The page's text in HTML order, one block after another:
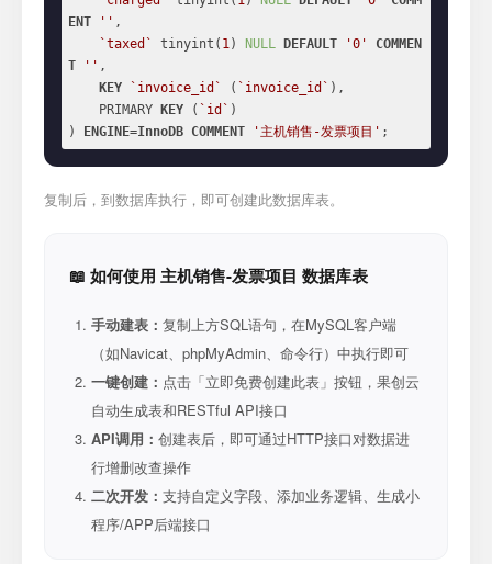
ENT
'' ,
`taxed`
tinyint( 1) NULL DEFAULT '0'
COMMEN
T
'' ,
KEY
`invoice_id` ( `invoice_id` ),
    PRIMARY
KEY ( `id` )
)
ENGINE=InnoDB COMMENT '主机销售-发票项目' ;
复制后，到数据库执行，即可创建此数据库表。
📖 如何使用 主机销售-发票项目 数据库表
手动建表： 复制上方SQL语句，在MySQL客户端
（如Navicat、phpMyAdmin、命令行）中执行即可
一键创建： 点击「立即免费创建此表」按钮，果创云
自动生成表和RESTful API接口
API调用： 创建表后，即可通过HTTP接口对数据进
行增删改查操作
二次开发： 支持自定义字段、添加业务逻辑、生成小
程序/APP后端接口